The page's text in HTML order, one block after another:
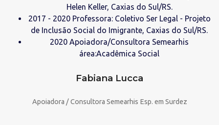
Helen Keller, Caxias do Sul/RS.
2017 - 2020 Professora: Coletivo Ser Legal - Projeto
de Inclusão Social do Imigrante, Caxias do Sul/RS.
2020 Apoiadora/Consultora Semearhis
área:Acadêmica Social
Fabiana Lucca
Apoiadora / Consultora Semearhis Esp. em Surdez